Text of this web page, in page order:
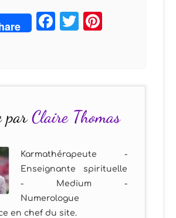
Facebook
Twitter
parClaire Thomas
Karmathérapeute -
Enseignante spirituelle
- Medium -
Numerologue
en chef du site.